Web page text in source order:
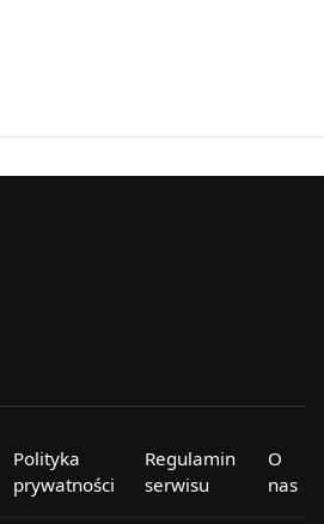
Polityka
prywatności
Regulamin
serwisu
O
nas